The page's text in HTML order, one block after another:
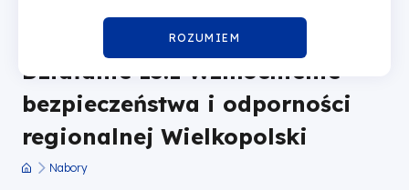
ROZUMIEM
Wielkopolski
Fundusze
Europejskie
Działanie 15.1 Wzmocnienie
bezpieczeństwa i odporności
regionalnej Wielkopolski
Nabory